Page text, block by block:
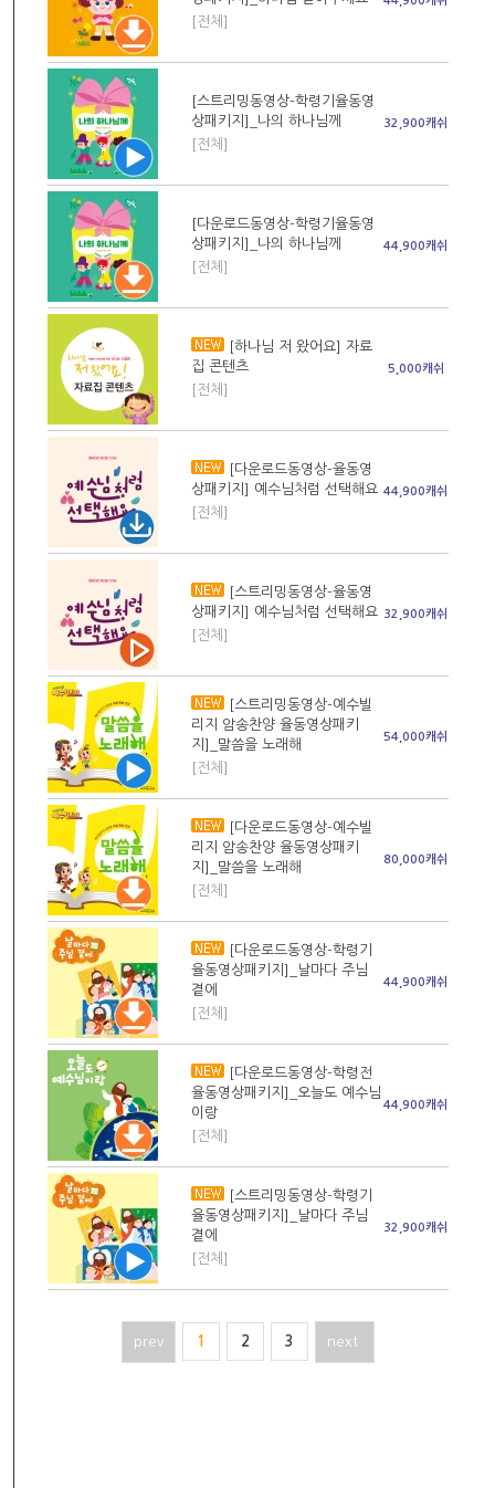
[전체]
[스트리밍동영상-학령기율동영
상패키지]_나의 하나님께
[전체]
32,900캐쉬
[다운로드동영상-학령기율동영
상패키지]_나의 하나님께
[전체]
44,900캐쉬
[하나님 저 왔어요] 자료
집 콘텐츠
[전체]
5,000캐쉬
[다운로드동영상-율동영
상패키지] 예수님처럼 선택해요
[전체]
44,900캐쉬
[스트리밍동영상-율동영
상패키지] 예수님처럼 선택해요
[전체]
32,900캐쉬
[스트리밍동영상-예수빌
리지 암송찬양 율동영상패키
지]_말씀을 노래해
[전체]
54,000캐쉬
[다운로드동영상-예수빌
리지 암송찬양 율동영상패키
지]_말씀을 노래해
[전체]
80,000캐쉬
[다운로드동영상-학령기
율동영상패키지]_날마다 주님
곁에
[전체]
44,900캐쉬
[다운로드동영상-학령전
율동영상패키지]_오늘도 예수님
이랑
[전체]
44,900캐쉬
[스트리밍동영상-학령기
율동영상패키지]_날마다 주님
곁에
[전체]
32,900캐쉬
prev 1 2 3 next